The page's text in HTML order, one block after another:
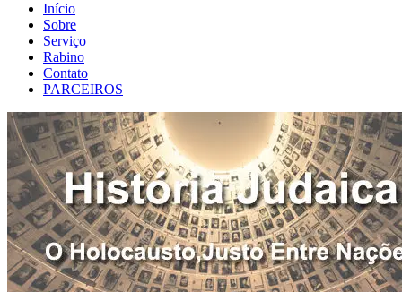
Início
Sobre
Serviço
Rabino
Contato
PARCEIROS